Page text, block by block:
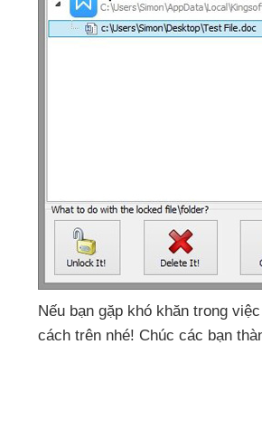
Nếu bạn gặp khó khăn trong
cách trên nhé! Chúc các bạn